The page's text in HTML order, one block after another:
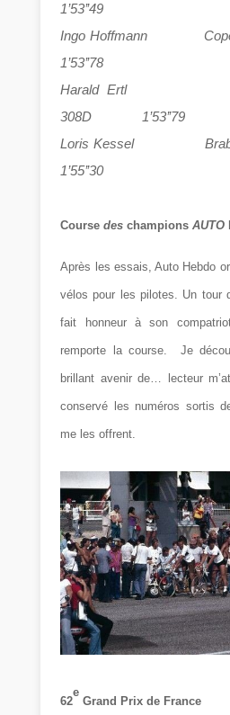
1’53’’49
Ingo Hoffmann
1’53’’78
Harald Ertl
308D 1’53’’79
Loris Kessel
1’55’’30
Course deschampions AUTO
Après les essais, Auto Hebdo
vélos pour les pilotes. Un tour
fait honneur à son
remporte la course. Je
brillant avenir de… lecteur
conservé les numéros sortis
me les offrent.
62
e
Grand Prix de France